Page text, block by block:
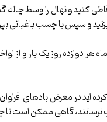
کنید و نهال را وسط چاله
ماه هر دوازده روز یک بار و
اید در معرض بادهای
گاهی ممکن است تا